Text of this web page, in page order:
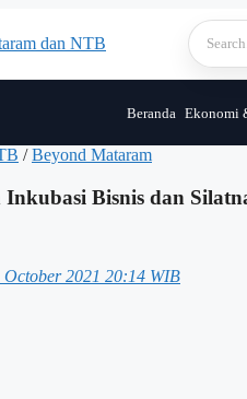
Beranda Ekonomi
/ Beyond Mataram
Inkubasi Bisnis dan
2021 20:14 WIB